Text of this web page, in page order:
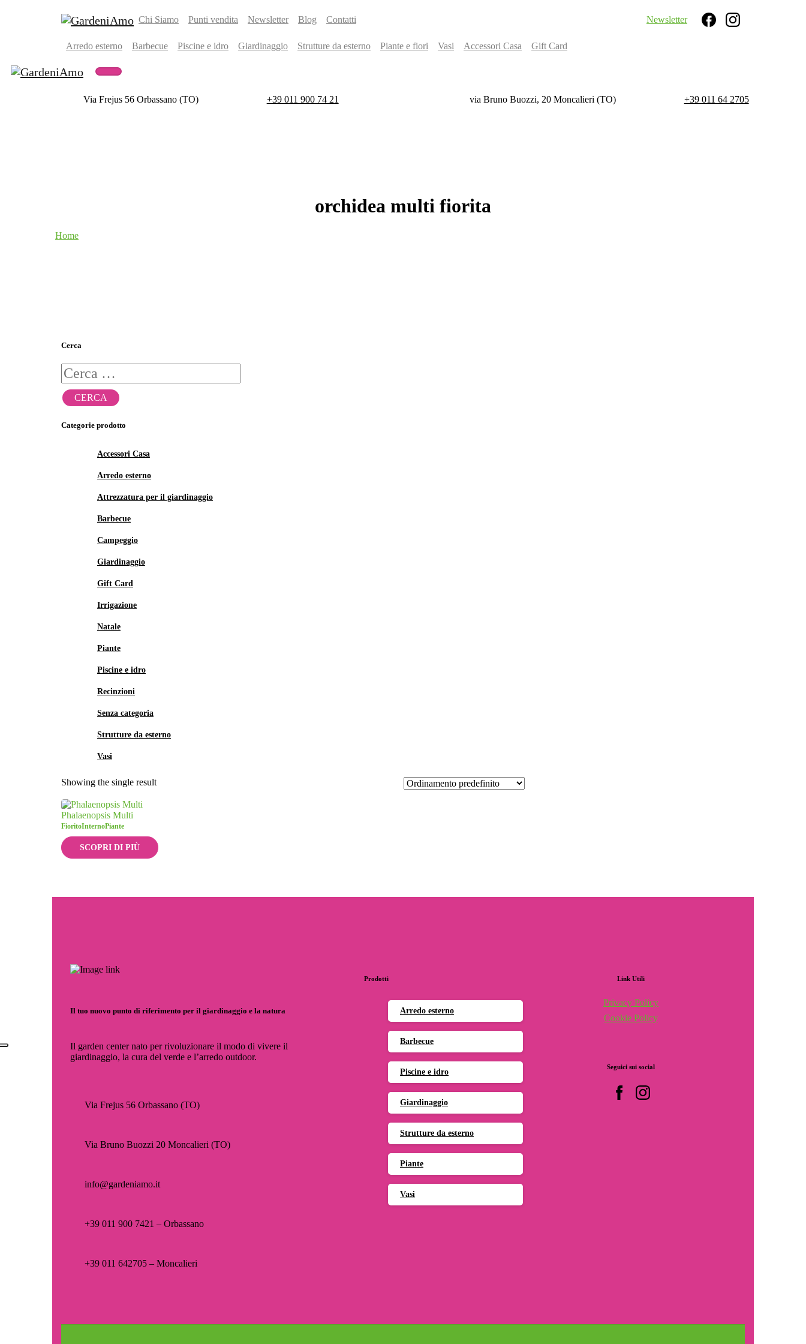
Chi Siamo Punti vendita Newsletter Blog Contatti Newsletter
Arredo esterno Barbecue Piscine e idro Giardinaggio Strutture da esterno Piante e fiori Vasi Accessori Casa Gift Card
Via Frejus 56 Orbassano (TO) +39 011 900 74 21 via Bruno Buozzi, 20 Moncalieri (TO) +39 011 64 2705
orchidea multi fiorita
Home
Showing the single result
Phalaenopsis Multi
FioritoInternoPiante
SCOPRI DI PIÙ
Cerca
Ricerca
per:
Categorie prodotto
Accessori Casa
Arredo esterno
Attrezzatura per il giardinaggio
Barbecue
Campeggio
Giardinaggio
Gift Card
Irrigazione
Natale
Piante
Piscine e idro
Recinzioni
Senza categoria
Strutture da esterno
Vasi
Il tuo nuovo punto di riferimento per il giardinaggio e la natura
Il garden center nato per rivoluzionare il modo di vivere il
giardinaggio, la cura del verde e l’arredo outdoor.
Via Frejus 56 Orbassano (TO)
Via Bruno Buozzi 20 Moncalieri (TO)
info@gardeniamo.it
+39 011 900 7421 – Orbassano
+39 011 642705 – Moncalieri
Prodotti
Arredo esterno
Barbecue
Piscine e idro
Giardinaggio
Strutture da esterno
Piante
Vasi
Link Utili
Privacy Policy
Cookie Policy
Seguici sui social